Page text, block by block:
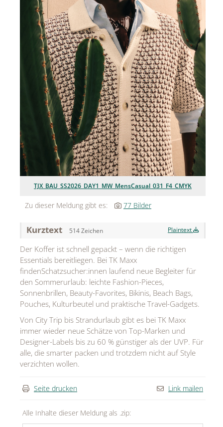
Jean Paul Gaultier
Lindt & Sprüngli
Nägele & Strubell
sh!ne by Dorotheum Juwelier
Sicheldorfer Heilwasser
TK Maxx
True Co.
MEDIA
ÜBER
KONTAKT
TJX_BAU_SS2026_DAY1_MW_MensCasual_031_F4_CMYK
Zu dieser Meldung gibt es: 77 Bilder
Kurztext 514 Zeichen Plaintext
Der Koffer ist schnell gepackt – wenn die richtigen
Essentials bereitliegen. Bei TK Maxx
findenSchatzsucher:innen laufend neue Begleiter für
den Sommerurlaub: leichte Fashion-Pieces,
Sonnenbrillen, Beauty-Favorites, Bikinis, Beach Bags,
Pouches, Kulturbeutel und praktische Travel-Gadgets.
Von City Trip bis Strandurlaub gibt es bei TK Maxx
immer wieder neue Schätze von Top-Marken und
Designer-Labels bis zu 60 % günstiger als der UVP. Für
alle, die smarter packen und trotzdem nicht auf Style
verzichten wollen.
Seite drucken Link mailen
Alle Inhalte dieser Meldung als .zip: